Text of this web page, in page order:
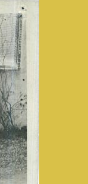
S.I.P.B.A.
9-63